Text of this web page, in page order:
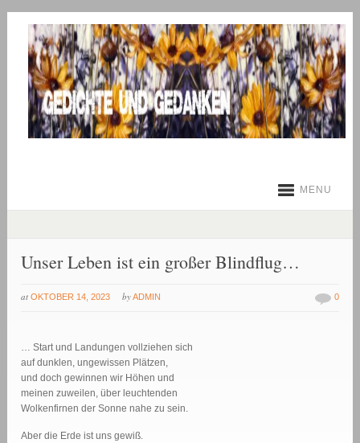
MENU
Unser Leben ist ein großer Blindflug…
at OKTOBER 14, 2023 byADMIN 0
… Start und Landungen vollziehen sich
auf dunklen, ungewissen Plätzen,
und doch gewinnen wir Höhen und
meinen zuweilen, über leuchtenden
Wolkenfirnen der Sonne nahe zu sein.
Aber die Erde ist uns gewiß.